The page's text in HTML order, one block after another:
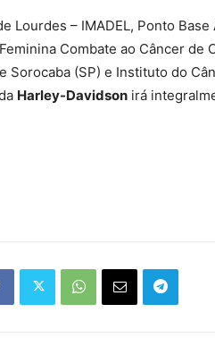
Lourdes – IMADEL, Ponto
Combate ao Câncer de
Sorocaba (SP) e Instituto do
Harley-Davidson irá